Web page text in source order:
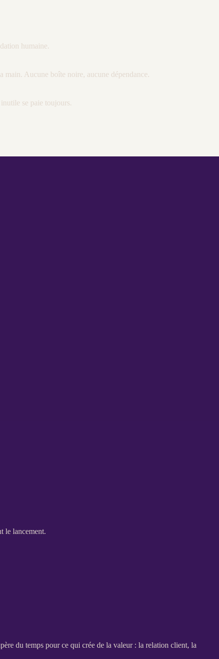
humaine.
main. Aucune boîte noire, aucune dépendance.
se paie toujours.
le lancement.
du temps pour ce qui crée de la valeur : la relation client, la